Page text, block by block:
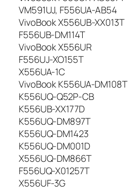
VM591UJ, F556UA-AB54
VivoBook X556UB-XX013T
F556UB-DM114T
VivoBook X556UR
F556UJ-XO155T
X556UA-1C
VivoBook K556UA-DM108T
K556UQ-Q52P-CB
K556UB-XX177D
K556UQ-DM897T
K556UQ-DM1423
K556UQ-DM001D
X556UQ-DM866T
F556UQ-X01257T
X556UF-3G